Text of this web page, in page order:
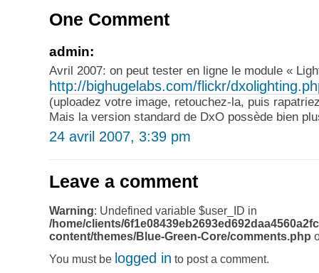
One Comment
admin:
Avril 2007: on peut tester en ligne le module «
http://bighugelabs.com/flickr/
(uploadez votre image, retouchez-la, puis
Mais la version standard de DxO possède bien
24 avril 2007, 3:39 pm
Leave a comment
Warning: Undefined variable $user_ID in
/home/clients/
content/themes/Blue-Green-Core/comments.php
You must be logged in to post a comment.